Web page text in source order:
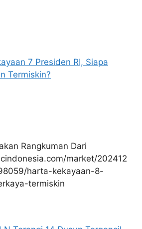
7 Presiden RI, Siapa
Termiskin?
Rangkuman Dari
market/202412
harta-kekayaan-8-
termiskin